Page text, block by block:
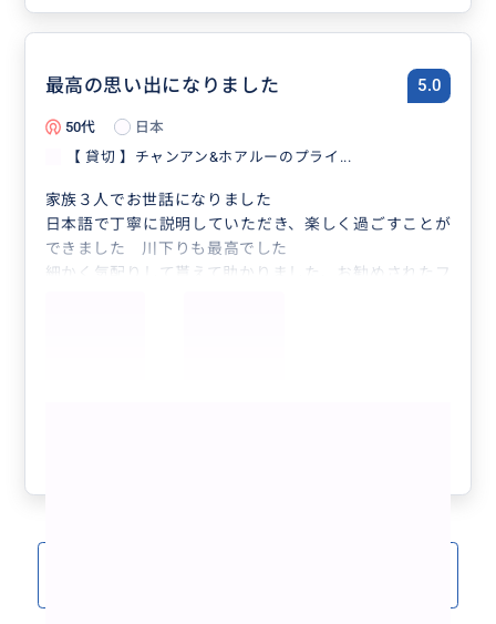
ました。
気配りの行き届いたサービスにとても感謝しています。
おすすめです。
最高の思い出になりました 5.0
50代
日本
【 貸切 】チャンアン&ホアルーのプライ...
家族３人でお世話になりました
日本語で丁寧に説明していただき、楽しく過ごすことが
できました 川下りも最高でした
細かく気配りして貰えて助かりました、お勧めされたフ